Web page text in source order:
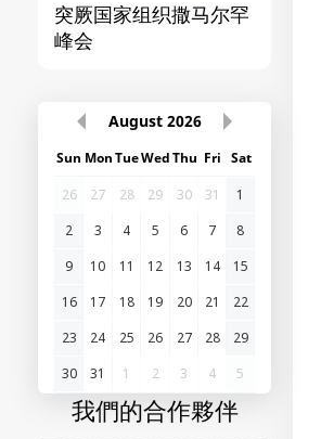
突厥国家组织撒马尔罕
峰会
August 2026
Sun MonTueWedThu Fri Sat
26
27 28 29 30 31
1
2
3 4 5 6 7
8
9
10 11 12 13 14
15
16
17 18 19 20 21
22
23
24 25 26 27 28
29
30
31 1 2 3 4 5
我們的合作夥伴